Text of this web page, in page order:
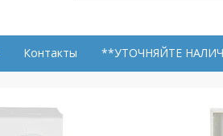
Контакты **УТОЧНЯЙТЕ